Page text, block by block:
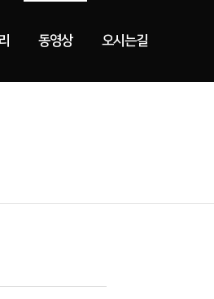
동영상 오시는길